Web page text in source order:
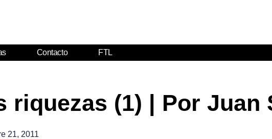
Contacto FTL
riquezas (1) | Por Juan
21, 2011